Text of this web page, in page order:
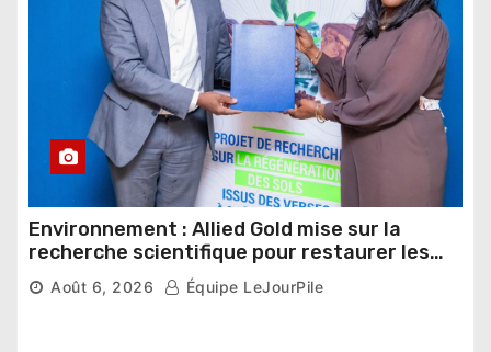
Environnement : Allied Gold mise sur la
recherche scientifique pour restaurer les
sols de ses sites miniers
Août 6, 2026 Équipe LeJourPile